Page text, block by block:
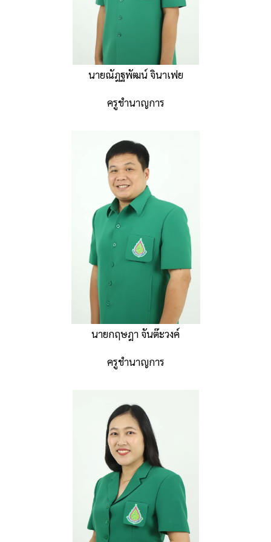
นายณัฎฐพัฒน์ จินาเฟย
ครูชำนาญการ
นายกฤษฎา จันต๊ะวงค์
ครูชำนาญการ